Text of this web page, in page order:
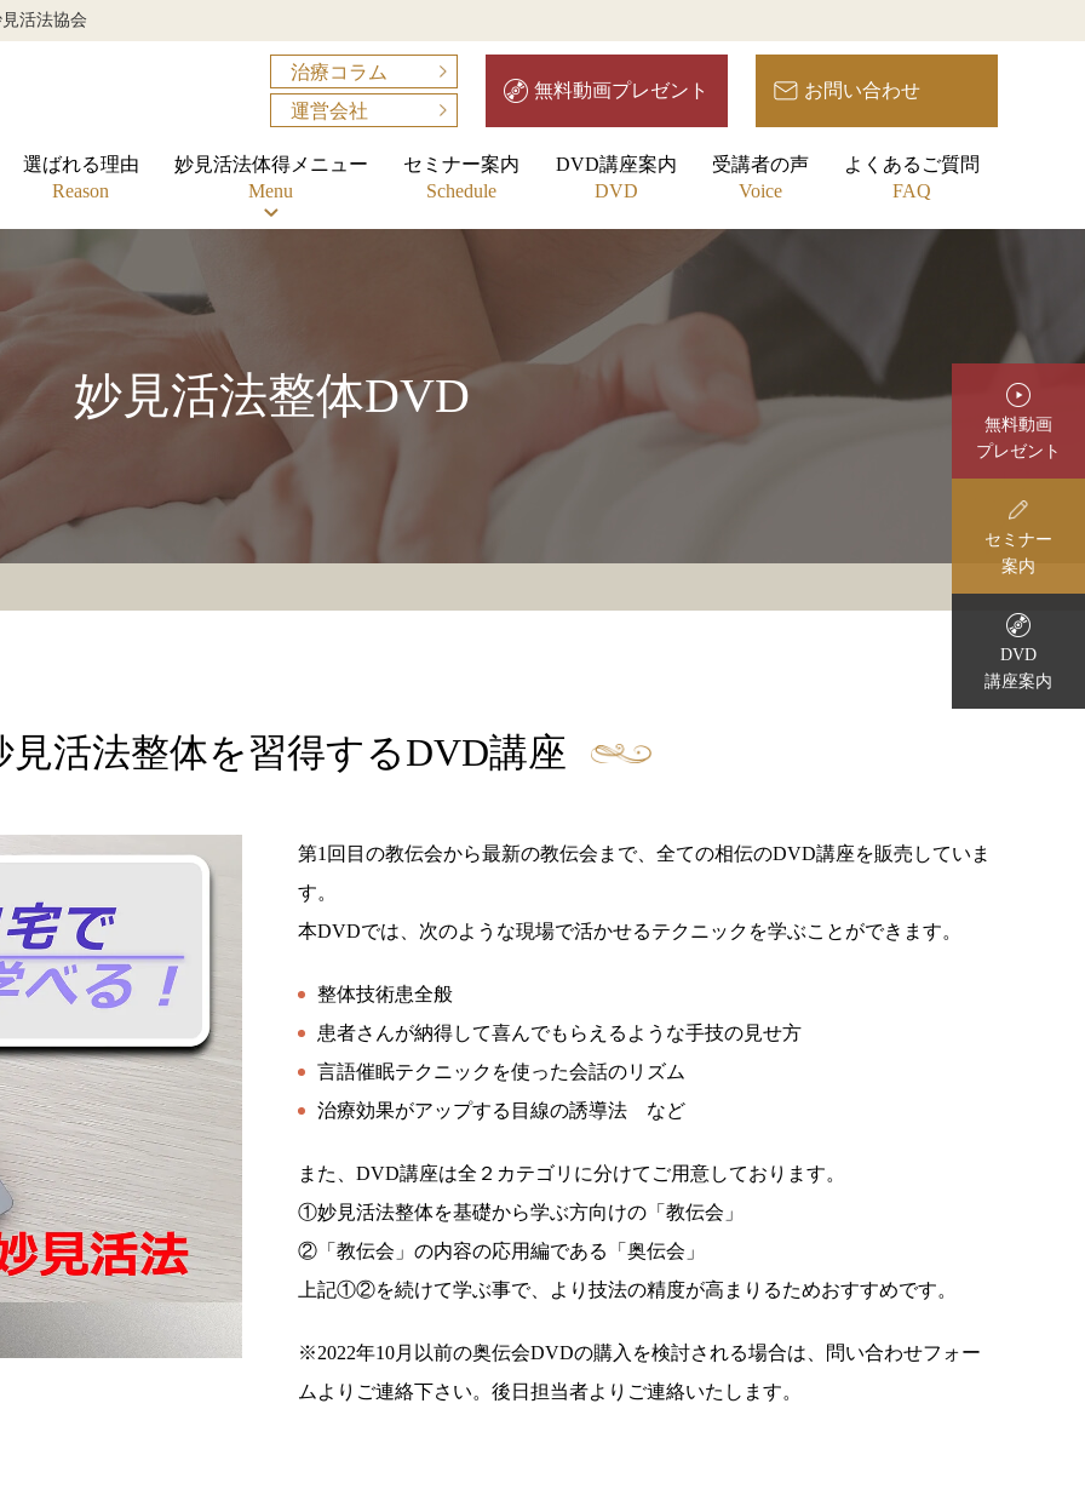
活法協会
治療コラム
運営会社
無料動画プレゼント お問い合わせ
選ばれる理由
Reason
妙見活法体得メニュー
Menu
セミナー案内
Schedule
DVD講座案内
DVD
受講者の声
Voice
よくあるご質問
FAQ
妙見活法整体DVD
無料動画
プレゼント
セミナー
案内
DVD
講座案内
活法整体を習得するDVD講座
第1回目の教伝会から最新の教伝会まで、全ての相伝のDVD講座を販売していま
す。
本DVDでは、次のような現場で活かせるテクニックを学ぶことができます。
整体技術患全般
患者さんが納得して喜んでもらえるような手技の見せ方
言語催眠テクニックを使った会話のリズム
治療効果がアップする目線の誘導法 など
また、DVD講座は全２カテゴリに分けてご用意しております。
①妙見活法整体を基礎から学ぶ方向けの「教伝会」
②「教伝会」の内容の応用編である「奥伝会」
上記①②を続けて学ぶ事で、より技法の精度が高まりるためおすすめです。
※2022年10月以前の奥伝会DVDの購入を検討される場合は、問い合わせフォー
ムよりご連絡下さい。後日担当者よりご連絡いたします。